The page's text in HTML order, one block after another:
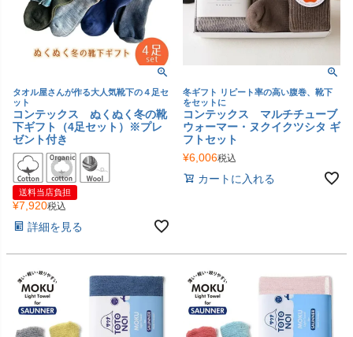
タオル屋さんが作る大人気靴下の４足セ
ット
コンテックス ぬくぬく冬の靴
下ギフト（4足セット）※プレ
ゼント付き
送料当店負担
¥7,920税込
詳細を見る
冬ギフト リピート率の高い腹巻、靴下
をセットに
コンテックス マルチチューブ
ウォーマー・ヌクイクツシタ ギ
フトセット
¥6,006税込
カートに入れる